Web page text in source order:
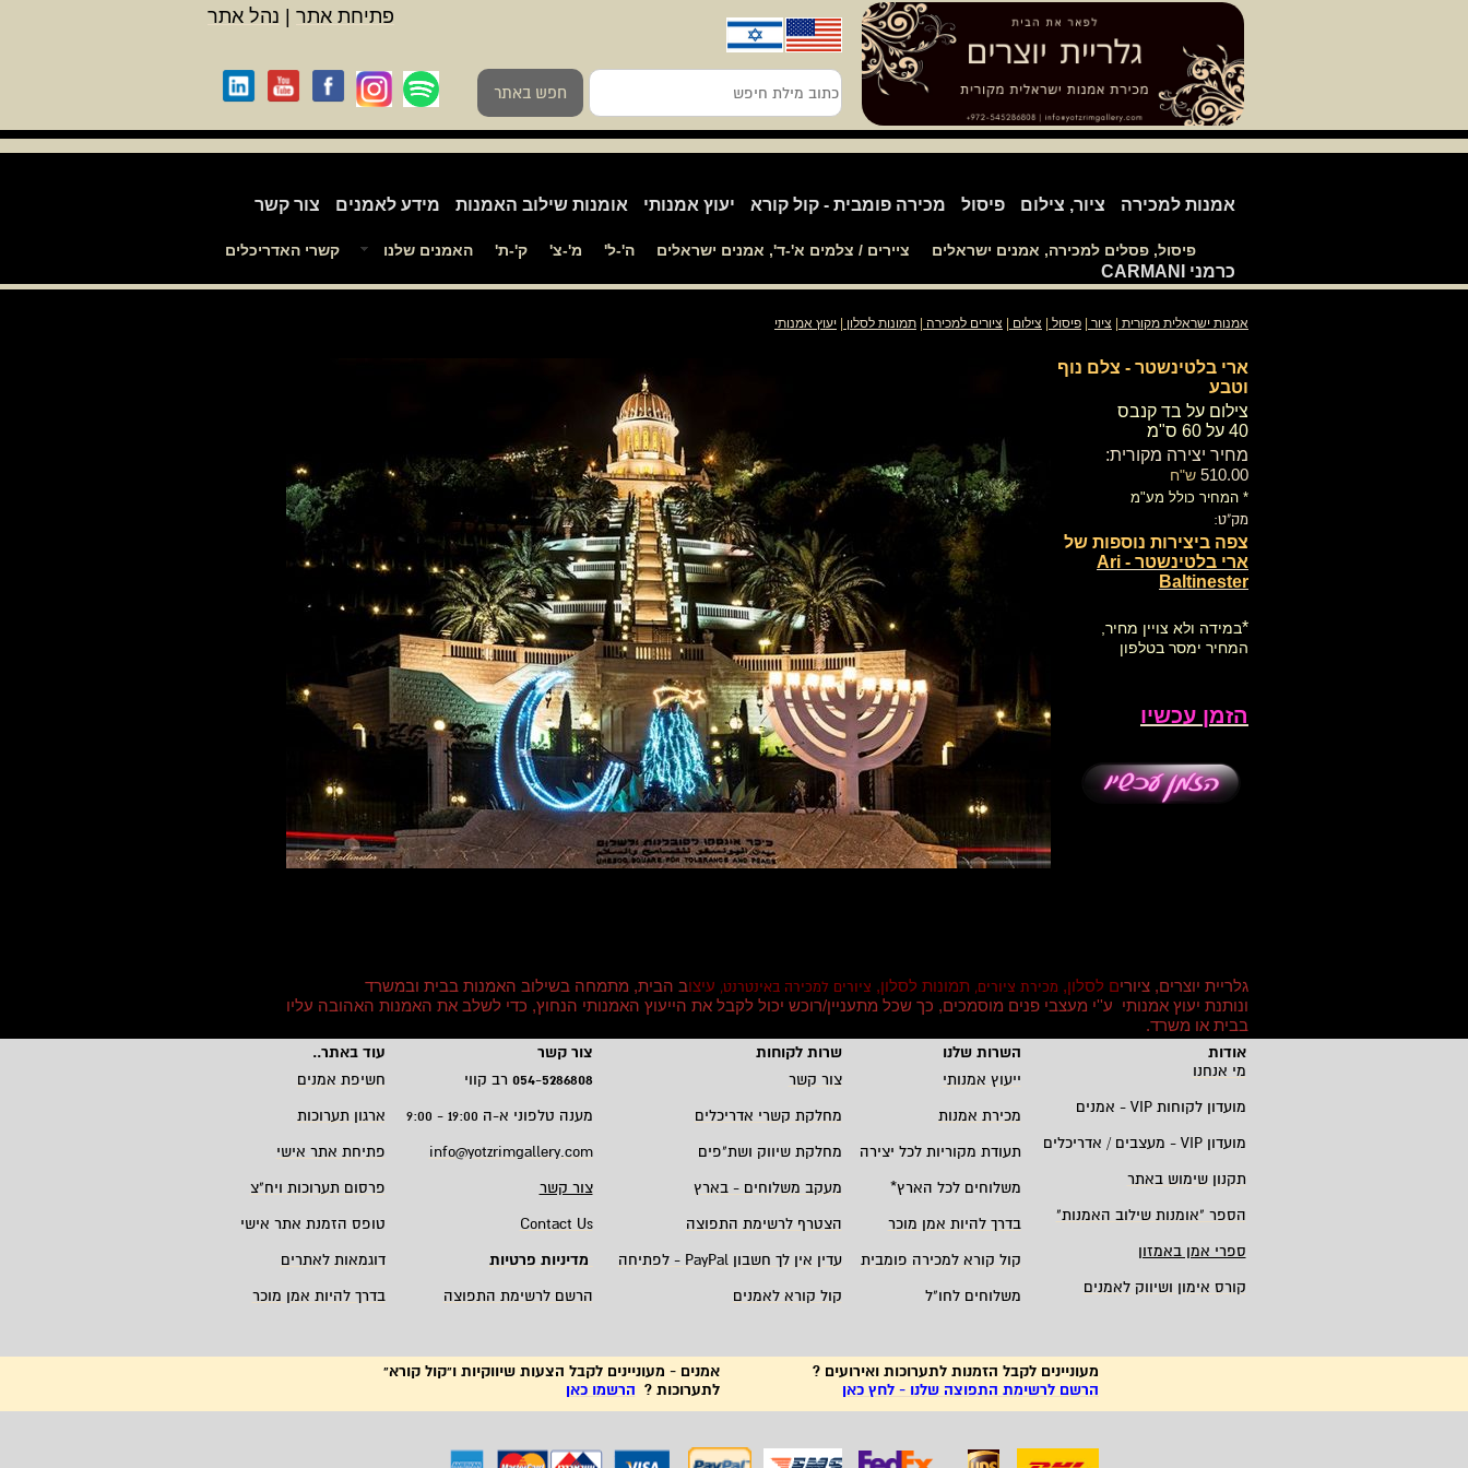
פיסול, פסלים למכירה, אמנים ישראלים ציירים / צלמים א'-ד', אמנים ישראלים ה'-ל' מ'-צ' ק'-ת' האמנים שלנו קשרי האדריכלים
אמנות למכירה ציור, צילום פיסול מכירה פומבית - קול קורא יעוץ אמנותי אומנות שילוב האמנות מידע לאמנים צור קשר
כרמני CARMANI
פתיחת אתר נהל אתר
כתוב
מילת
חיפש
חפש באתר
אמנות ישראלית מקורית ציור פיסול צילום ציורים למכירה תמונות לסלון יעוץ אמנותי
ארי בלטינשטר - צלם נוף
וטבע
​צילום על בד קנבס
40 על 60 ס"מ
מחיר יצירה מקורית:
510.00 ש"ח
* המחיר כולל מע"מ
מק"ט:
צפה ביצירות נוספות של
ארי בלטינשטר - Ari
Baltinester
*במידה ולא צויין מחיר,
המחיר ימסר בטלפון
הזמן עכשיו
גלריית יוצרים, ציורים לסלון, מכירת ציורים, תמונות לסלון, ציורים למכירה באינטרנט, עיצוב הבית, מתמחה בשילוב האמנות בבית ובמשרד
ונותנת יעוץ אמנותי ע''י מעצבי פנים מוסמכים, כך שכל מתעניין/רוכש יכול לקבל את הייעוץ האמנותי הנחוץ, כדי לשלב את האמנות האהובה עליו
בבית או משרד.
אודות
השרות שלנו שרות לקוחות צור קשר עוד באתר..
מי אנחנו
ייעוץ אמנותי צור קשר 054-5286808 רב קווי
חשיפת אמנים
מועדון לקוחות VIP - אמנים מכירת אמנות מחלקת קשרי אדריכלים מענה טלפוני א-ה 19:00 - 9:00
ארגון תערוכות
מועדון VIP - מעצבים / אדריכלים תעודת מקוריות לכל יצירה מחלקת שיווק ושת"פים info@yotzrimgallery.com
פתיחת אתר אישי
תקנון שימוש באתר
משלוחים לכל הארץ* מעקב משלוחים - בארץ צור קשר
פרסום תערוכות ויח"צ
הספר "אומנות שילוב האמנות" בדרך להיות אמן מוכר הצטרף לרשימת התפוצה Contact Us
טופס הזמנת אתר אישי
ספרי אמן באמזון
קול קורא למכירה פומבית עדין אין לך חשבון PayPal - לפתיחה מדיניות פרטיות
דוגמאות לאתרים
קורס אימון ושיווק לאמנים
משלוחים לחו"ל קול קורא לאמנים הרשם לרשימת התפוצה בדרך להיות אמן מוכר
מעוניינים לקבל הזמנות לתערוכות ואירועים ?
הרשם לרשימת התפוצה שלנו - לחץ כאן
אמנים - מעוניינים לקבל הצעות שיווקיות ו"קול קורא"
לתערוכות ? הרשמו כאן